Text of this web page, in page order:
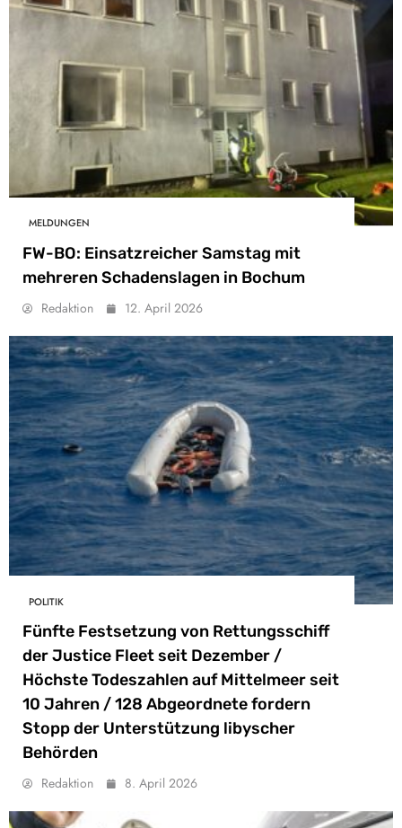
MELDUNGEN
FW-BO: Einsatzreicher Samstag mit
mehreren Schadenslagen in Bochum
Redaktion 12. April 2026
POLITIK
Fünfte Festsetzung von Rettungsschiff
der Justice Fleet seit Dezember /
Höchste Todeszahlen auf Mittelmeer seit
10 Jahren / 128 Abgeordnete fordern
Stopp der Unterstützung libyscher
Behörden
Redaktion 8. April 2026